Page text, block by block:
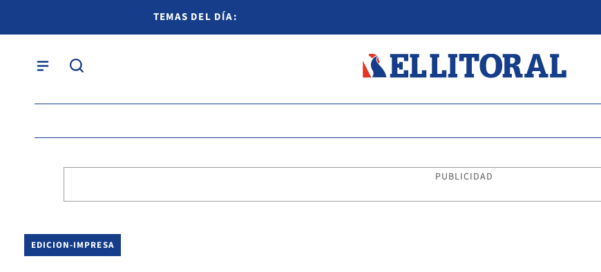
TEMAS DEL DÍA:
PUBLICIDAD
EDICION-IMPRESA